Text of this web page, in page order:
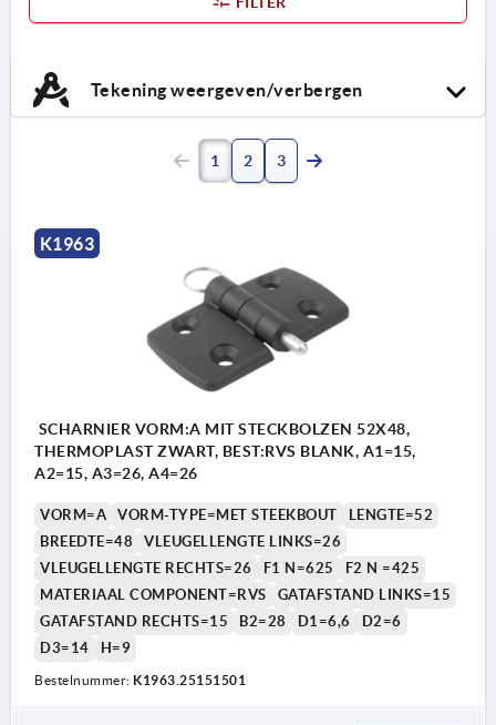
Tekening weergeven/verbergen
Vorm A: met steekbout
1 2 3
K1963
SCHARNIER VORM:A MIT STECKBOLZEN 52X48,
THERMOPLAST ZWART, BEST:RVS BLANK, A1=15,
A2=15, A3=26, A4=26
VORM=A VORM-TYPE=MET STEEKBOUT
LENGTE=52
BREEDTE=48
VLEUGELLENGTE LINKS=26
VLEUGELLENGTE RECHTS=26
F1 N=625
F2 N =425
MATERIAAL COMPONENT=RVS
GATAFSTAND LINKS=15
GATAFSTAND RECHTS=15
B2=28 D1=6,6
D2=6
D3=14
H=9
Bestelnummer: K1963.25151501